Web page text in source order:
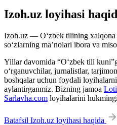
Izoh.uz loyihasi
Izoh.uz — O‘zbek tilining xalqona
so‘zlarning ma’nolari ibora va
Yillar davomida “O‘zbek tili
o‘rganuvchilar, jurnalistlar,
boshqalar uchun foydali
aylantirganmiz. Bizning jamoa
Sarlavha.com loyihalarini
Batafsil Izoh.uz loyihasi haqida